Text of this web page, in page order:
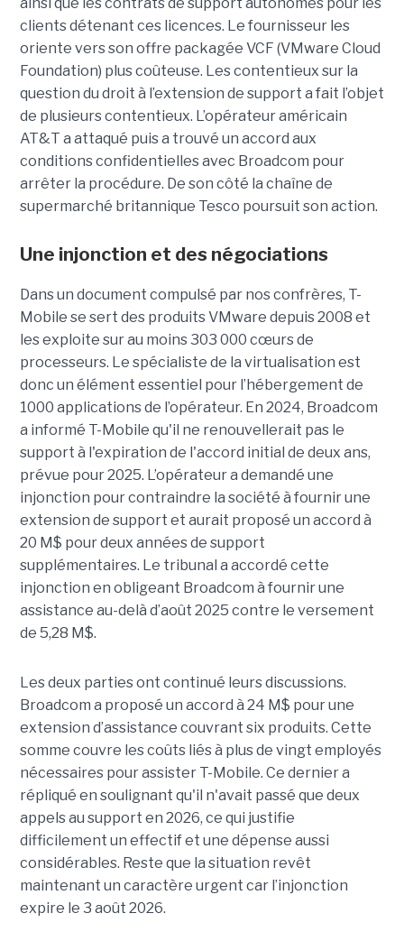
ainsi que les contrats de support autonomes pour les
clients détenant ces licences. Le fournisseur les
oriente vers son offre packagée VCF (VMware Cloud
Foundation) plus coûteuse. Les contentieux sur la
question du droit à l’extension de support a fait l’objet
de plusieurs contentieux. L’opérateur américain
AT&T a attaqué puis a trouvé un accord aux
conditions confidentielles avec Broadcom pour
arrêter la procédure. De son côté la chaîne de
supermarché britannique Tesco poursuit son action.
Une injonction et des négociations
Dans un document compulsé par nos confrères, T-
Mobile se sert des produits VMware depuis 2008 et
les exploite sur au moins 303 000 cœurs de
processeurs. Le spécialiste de la virtualisation est
donc un élément essentiel pour l’hébergement de
1000 applications de l’opérateur. En 2024, Broadcom
a informé T-Mobile qu'il ne renouvellerait pas le
support à l'expiration de l'accord initial de deux ans,
prévue pour 2025. L’opérateur a demandé une
injonction pour contraindre la société à fournir une
extension de support et aurait proposé un accord à
20 M$ pour deux années de support
supplémentaires. Le tribunal a accordé cette
injonction en obligeant Broadcom à fournir une
assistance au-delà d’août 2025 contre le versement
de 5,28 M$.
Les deux parties ont continué leurs discussions.
Broadcom a proposé un accord à 24 M$ pour une
extension d’assistance couvrant six produits. Cette
somme couvre les coûts liés à plus de vingt employés
nécessaires pour assister T-Mobile. Ce dernier a
répliqué en soulignant qu'il n'avait passé que deux
appels au support en 2026, ce qui justifie
difficilement un effectif et une dépense aussi
considérables. Reste que la situation revêt
maintenant un caractère urgent car l’injonction
expire le 3 août 2026.